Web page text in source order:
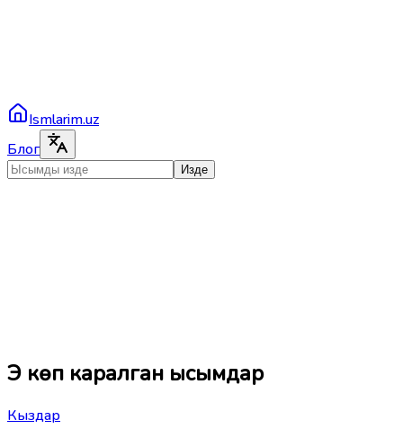
Ismlarim.uz
Блог
Изде
Эң көп каралган ысымдар
Кыздар